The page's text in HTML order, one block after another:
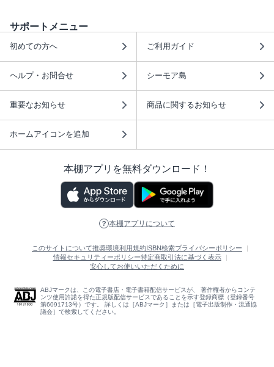
サポートメニュー
初めての方へ ご利用ガイド
ヘルプ・お問合せ シーモア島
重要なお知らせ 商品に関するお知らせ
ホームアイコンを追加
本棚アプリを無料ダウンロード！
本棚アプリについて
このサイトについて推奨環境利用規約 ISBN検索プライバシーポリシー
情報セキュリティーポリシー特定商取引法に基づく表示
安心してお使いいただくために
ABJマークは、この電子書店・電子書籍配信サービスが、 著作権者からコンテ
ンツ使用許諾を得た正規版配信サービスであることを示す登録商標（登録番号
第6091713号）です。 詳しくは［ABJマーク］または［電子出版制作・流通協
議会］で検索してください。